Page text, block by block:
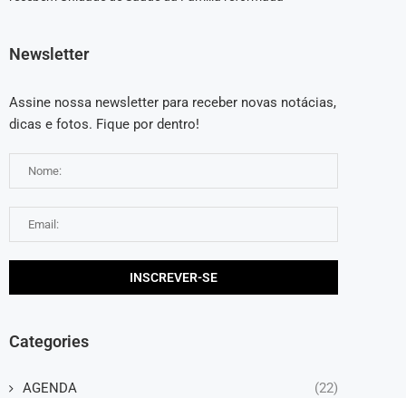
Newsletter
Assine nossa newsletter para receber novas notácias,
dicas e fotos. Fique por dentro!
Categories
AGENDA (22)